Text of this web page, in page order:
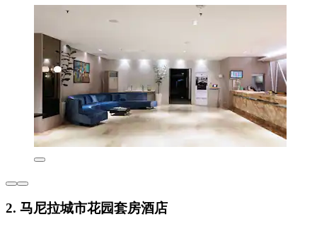
2. 马尼拉城市花园套房酒店